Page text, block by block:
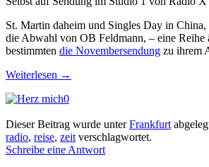
St. Martin daheim und Singles Day in
die Abwahl von OB Feldmann, – eine Reihe
bestimmten die Novembersendung zu ihrem
Weiterlesen →
0
Dieser Beitrag wurde unterFrankfurt
radio, reise, zeit verschlagwortet.
Schreibe eine Antwort